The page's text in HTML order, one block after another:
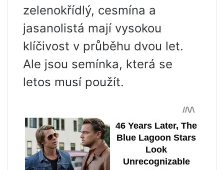
zelenokřídlý, cesmína a
jasanolistá mají vysokou
klíčivost v průběhu dvou let.
Ale jsou semínka, která se
letos musí použít.